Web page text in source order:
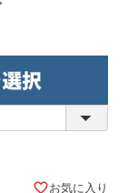
お気に入り